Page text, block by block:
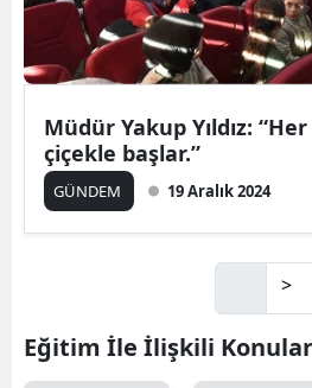
Müdür Yakup Yıldız:
çiçekle başlar.”
GÜNDEM 19 Aralık 2024
>
Eğitim İle İlişkili Konular